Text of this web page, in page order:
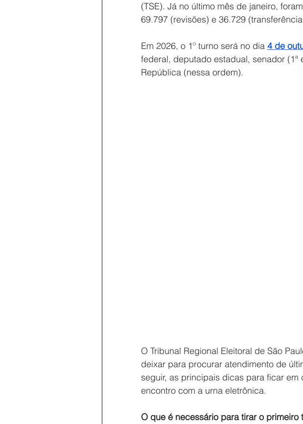
(TSE). Já no último mês de janeiro,
69.797 (revisões) e 36.729
Em 2026, o 1º turno será no dia 4 de
federal, deputado estadual, senador
República (nessa ordem).
O Tribunal Regional Eleitoral de São
deixar para procurar atendimento de
seguir, as principais dicas para ficar
encontro com a urna eletrônica.
O que é necessário para tirar o primeiro